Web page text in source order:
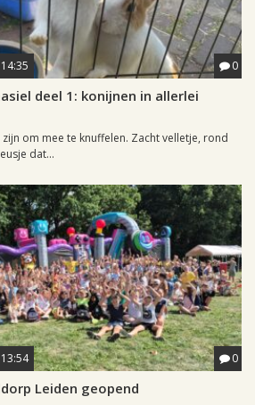
0
deel 1: konijnen in allerlei
om mee te knuffelen. Zacht velletje, rond
dat...
0
Leiden geopend